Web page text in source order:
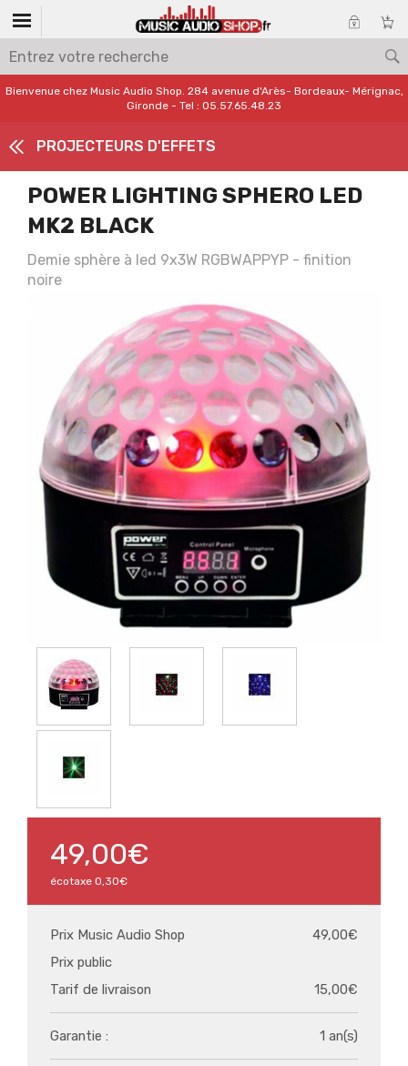
Bienvenue chez Music Audio Shop. 284 avenue d'Arès- Bordeaux- Mérignac,
Gironde - Tel : 05.57.65.48.23
PROJECTEURS D'EFFETS
POWER LIGHTING SPHERO LED
MK2 BLACK
Demie sphère à led 9x3W RGBWAPPYP - finition
noire
49,00€
écotaxe 0,30€
Prix Music Audio Shop
49,00€
Prix public
Tarif de livraison
15,00€
Garantie : 1 an(s)